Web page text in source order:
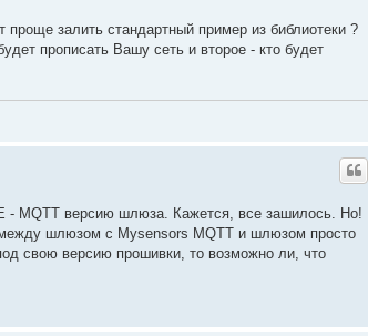
залить стандартный пример из библиотеки ?
прописать Вашу сеть и второе - кто будет
- MQTT версию шлюза. Кажется, все зашилось. Но!
шлюзом с Mysensors MQTT и шлюзом просто
свою версию прошивки, то возможно ли, что